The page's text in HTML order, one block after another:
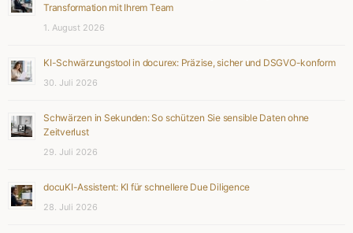
Transformation mit Ihrem Team
1. August 2026
KI-Schwärzungstool in docurex: Präzise, sicher und DSGVO-konform
30. Juli 2026
Schwärzen in Sekunden: So schützen Sie sensible Daten ohne
Zeitverlust
29. Juli 2026
docuKI-Assistent: KI für schnellere Due Diligence
28. Juli 2026